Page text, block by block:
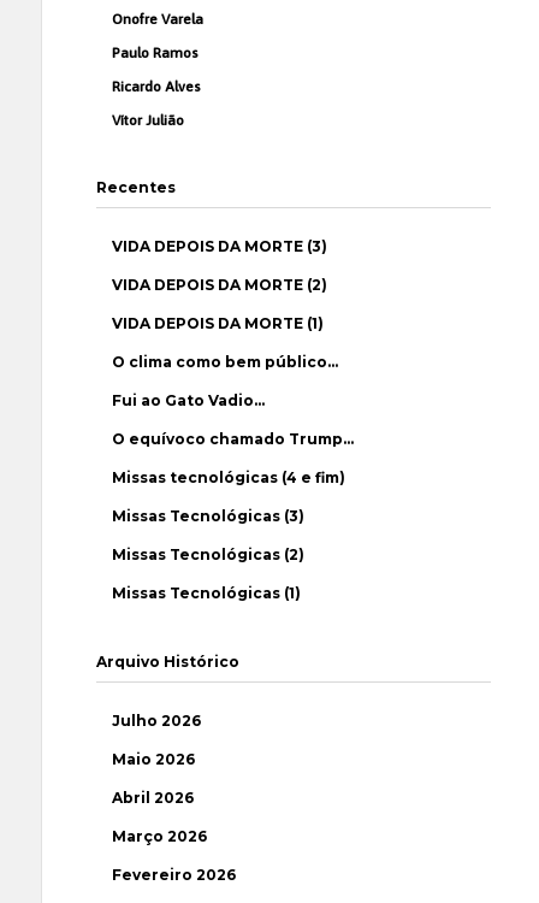
Onofre Varela
Paulo Ramos
Ricardo Alves
Vítor Julião
Recentes
VIDA DEPOIS DA MORTE (3)
VIDA DEPOIS DA MORTE (2)
VIDA DEPOIS DA MORTE (1)
O clima como bem público…
Fui ao Gato Vadio…
O equívoco chamado Trump…
Missas tecnológicas (4 e fim)
Missas Tecnológicas (3)
Missas Tecnológicas (2)
Missas Tecnológicas (1)
Arquivo Histórico
Julho 2026
Maio 2026
Abril 2026
Março 2026
Fevereiro 2026